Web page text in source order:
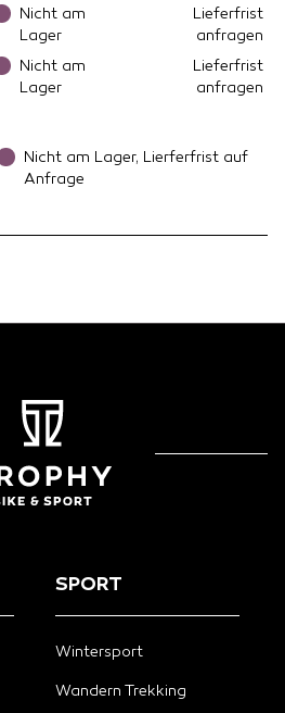
Nicht am
Lager
Lieferfrist
anfragen
Nicht am
Lager
Lieferfrist
anfragen
Nicht am Lager, Lierferfrist auf
Anfrage
SPORT
Wintersport
Wandern Trekking